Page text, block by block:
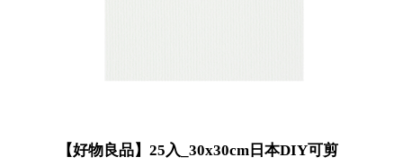
【好物良品】25入_30x30cm日本DIY可剪